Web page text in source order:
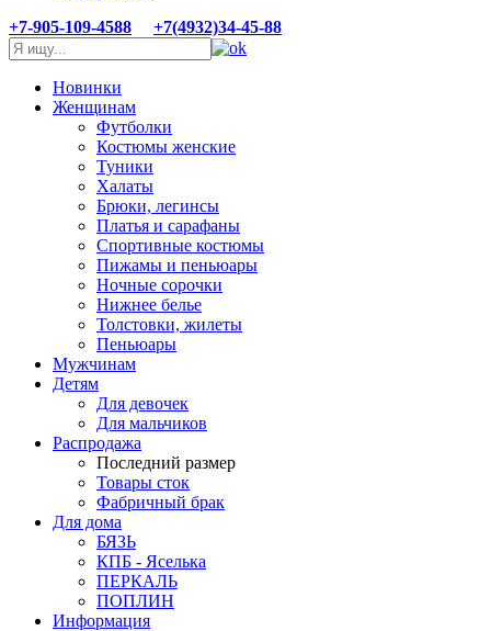
+7-905-109-4588
+7(4932)34-45-88
Новинки
Женщинам
Футболки
Костюмы женские
Туники
Халаты
Брюки, легинсы
Платья и сарафаны
Спортивные костюмы
Пижамы и пеньюары
Ночные сорочки
Нижнее белье
Толстовки, жилеты
Пеньюары
Мужчинам
Детям
Для девочек
Для мальчиков
Распродажа
Последний размер
Товары сток
Фабричный брак
Для дома
БЯЗЬ
КПБ - Яселька
ПЕРКАЛЬ
ПОПЛИН
Информация